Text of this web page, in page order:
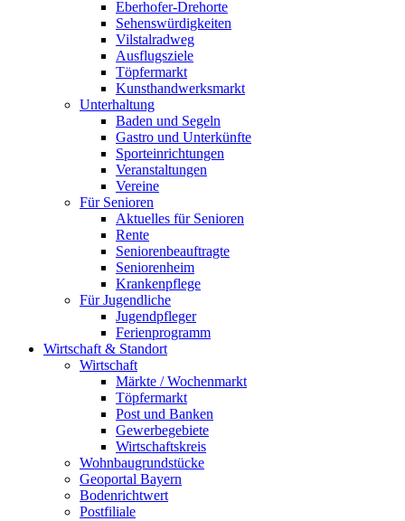
Eberhofer-Drehorte
Sehenswürdigkeiten
Vilstalradweg
Ausflugsziele
Töpfermarkt
Kunsthandwerksmarkt
Unterhaltung
Baden und Segeln
Gastro und Unterkünfte
Sporteinrichtungen
Veranstaltungen
Vereine
Für Senioren
Aktuelles für Senioren
Rente
Seniorenbeauftragte
Seniorenheim
Krankenpflege
Für Jugendliche
Jugendpfleger
Ferienprogramm
Wirtschaft & Standort
Wirtschaft
Märkte / Wochenmarkt
Töpfermarkt
Post und Banken
Gewerbegebiete
Wirtschaftskreis
Wohnbaugrundstücke
Geoportal Bayern
Bodenrichtwert
Postfiliale